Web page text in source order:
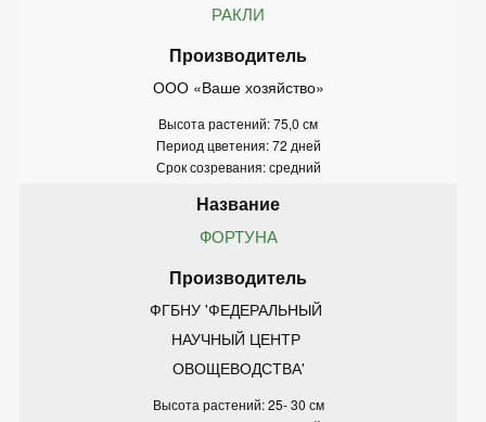
РАКЛИ
ООО «Ваше хозяйство»
Высота растений: 75,0 см
Период цветения: 72 дней
Срок созревания: средний
ФОРТУНА
ФГБНУ 'ФЕДЕРАЛЬНЫЙ
НАУЧНЫЙ ЦЕНТР
ОВОЩЕВОДСТВА'
Высота растений: 25- 30 см